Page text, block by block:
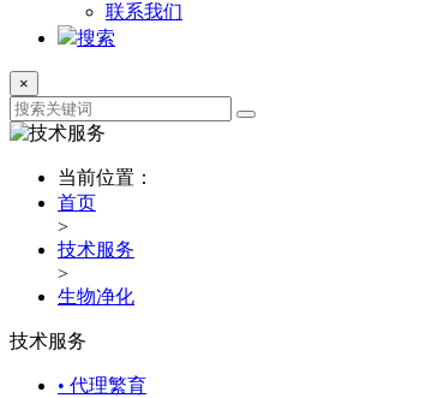
联系我们
搜索
×
当前位置：
首页
>
技术服务
>
生物净化
技术服务
• 代理繁育